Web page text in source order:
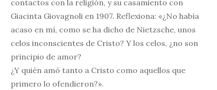
contactos con la religión, y su casamiento con
Giacinta Giovagnoli en 1907. Reflexiona: «¿No había
acaso en mí, como se ha dicho de Nietzsche, unos
celos inconscientes de Cristo? Y los celos, ¿no son
principio de amor?
¿Y quién amó tanto a Cristo como aquellos que
primero lo ofendieron?».